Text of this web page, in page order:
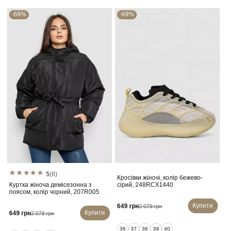
-69%
5(8)
Куртка жіноча демісезонна з
поясом, колір чорний, 207R005
649 грн2 079 грн Купити
-69%
Кросівки жіночі, колір бежево-
сірий, 248RCX1440
649 грн2 079 грн Купити
36 37 38 39 40